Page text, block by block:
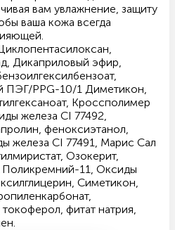
вам увлажнение, защиту
ваша кожа всегда
Дикаприловый эфир,
ПЭГ/PPG-10/1 Диметикон,
Кроссполимер
железа CI 77492,
феноксиэтанол,
железа CI 77491, Марис Сал
Озокерит,
Поликремний-11, Оксиды
Симетикон,
фитат натрия,